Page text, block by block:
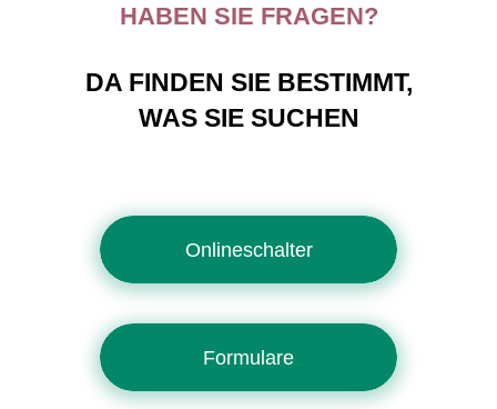
HABEN SIE FRAGEN?
DA FINDEN SIE BESTIMMT,
WAS SIE SUCHEN
Onlineschalter
Formulare